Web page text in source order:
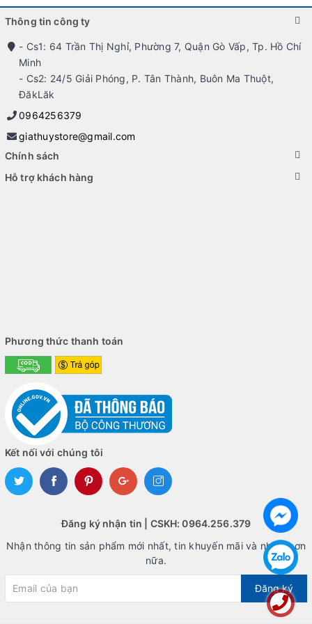
tín, chất lượng và dich vụ số 1 BMT - Bình Thạnh, HCM.
- Không bán giá quá rẻ quá hời.
Thông tin công ty
- Cs1: 64 Trần Thị Nghỉ, Phường 7, Quận Gò Vấp, Tp. Hồ Chí
Minh
- Cs2: 24/5 Giải Phóng, P. Tân Thành, Buôn Ma Thuột,
ĐăkLăk
0964256379
giathuystore@gmail.com
Chính sách
Hỗ trợ khách hàng
Phương thức thanh toán
Kết nối với chúng tôi
Đăng ký nhận tin | CSKH: 0964.256.379
Nhận thông tin sản phẩm mới nhất, tin khuyến mãi và nhiều hơn
nữa.
Đăng ký